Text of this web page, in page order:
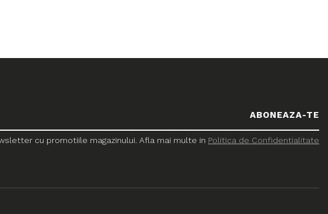
cu promotiile magazinului. Afla mai multe in Politica de Confidentialitate